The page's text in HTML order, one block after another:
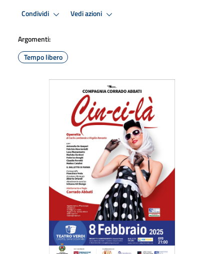
Condividi Vedi azioni
Argomenti:
Tempo libero